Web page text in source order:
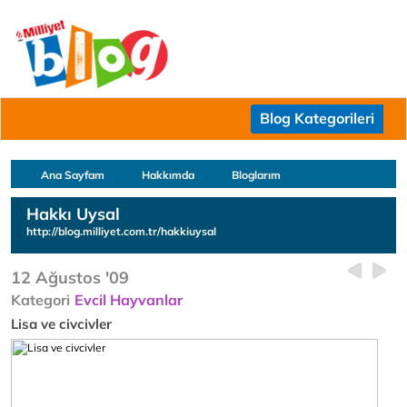
Blog Kategorileri
Ana Sayfam Hakkımda Bloglarım
Hakkı Uysal
http://blog.milliyet.com.tr/hakkiuysal
12 Ağustos '09
Kategori Evcil Hayvanlar
Lisa ve civcivler